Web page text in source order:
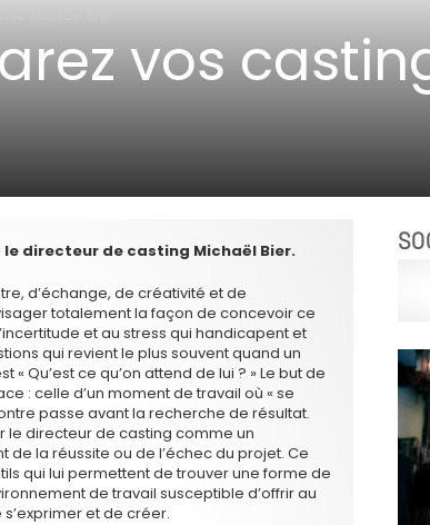
vos
directeur de casting Michaël Bier.
d’échange, de créativité et de
totalement la façon de concevoir ce
et au stress qui handicapent et
qui revient le plus souvent quand un
Qu’est ce qu’on attend de lui ? » Le but de
: celle d’un moment de travail où « se
passe avant la recherche de résultat.
le directeur de casting comme un
la réussite ou de l’échec du projet. Ce
qui lui permettent de trouver une forme de
de travail susceptible d’offrir au
et de créer.